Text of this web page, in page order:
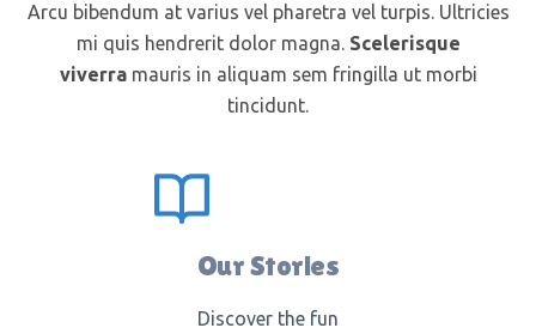
Arcu bibendum at varius vel pharetra vel turpis. Ultricies
mi quis hendrerit dolor magna. Scelerisque
viverramauris in aliquam sem fringilla ut morbi
tincidunt.
Our Stories
Discover the fun